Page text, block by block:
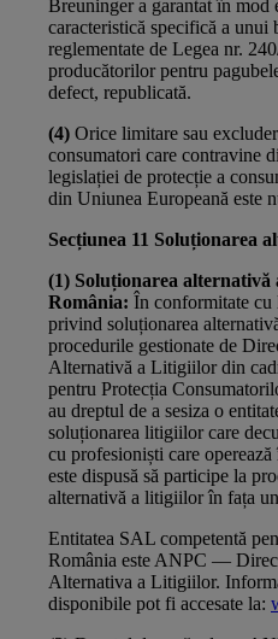
Breuninger a garantat în mod
caracteristică specifică a
reglementate de Legea nr.
producătorilor pentru
defect, republicată.
(4) Orice limitare sau
consumatori care contravine
legislației de protecție a
din Uniunea Europeană este
Secțiunea 11 Soluționarea
(1) Soluționarea
România: În conformitate cu
privind soluționarea
procedurile gestionate de
Alternativă a Litigiilor din
pentru Protecția
au dreptul de a sesiza o
soluționarea litigiilor care
cu profesioniști care
este dispusă să participe la
alternativă a litigiilor în fața
Entitatea SAL competentă
România este ANPC —
Alternativa a Litigiilor.
disponibile pot fi accesate la: